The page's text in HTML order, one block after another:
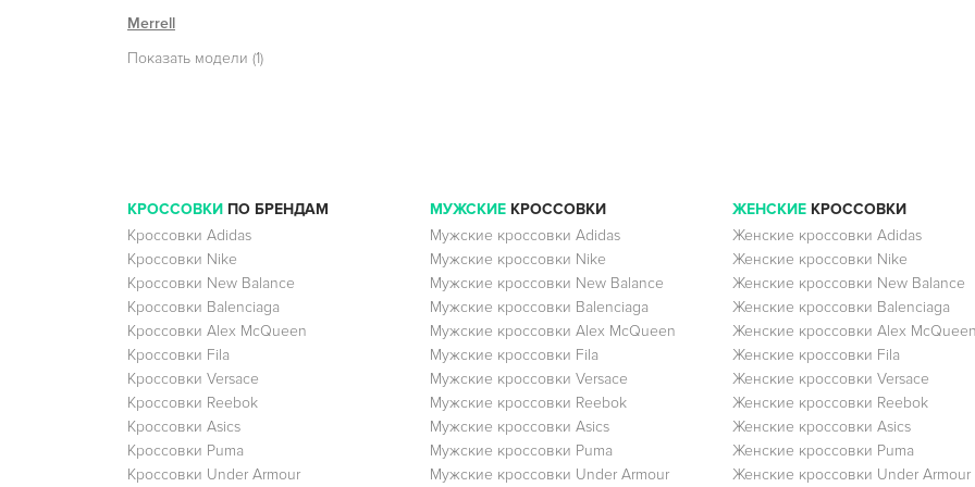
Merrell
Показать модели (1)
КРОССОВКИ ПО БРЕНДАМ
Кроссовки Adidas
Кроссовки Nike
Кроссовки New Balance
Кроссовки Balenciaga
Кроссовки Alex McQueen
Кроссовки Fila
Кроссовки Versace
Кроссовки Reebok
Кроссовки Asics
Кроссовки Puma
Кроссовки Under Armour
МУЖСКИЕКРОССОВКИ
Мужские кроссовки Adidas
Мужские кроссовки Nike
Мужские кроссовки New Balance
Мужские кроссовки Balenciaga
Мужские кроссовки Alex McQueen
Мужские кроссовки Fila
Мужские кроссовки Versace
Мужские кроссовки Reebok
Мужские кроссовки Asics
Мужские кроссовки Puma
Мужские кроссовки Under Armour
ЖЕНСКИЕКРОССОВКИ
Женские кроссовки Adidas
Женские кроссовки Nike
Женские кроссовки New Balance
Женские кроссовки Balenciaga
Женские кроссовки Alex
Женские кроссовки Fila
Женские кроссовки Versace
Женские кроссовки Reebok
Женские кроссовки Asics
Женские кроссовки Puma
Женские кроссовки Under Armour